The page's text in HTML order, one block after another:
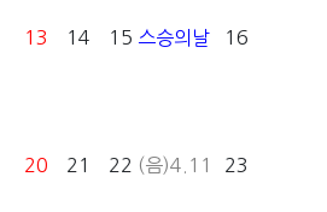
13 14 15 스승의날 16
20 21 22 (음)4.11 23